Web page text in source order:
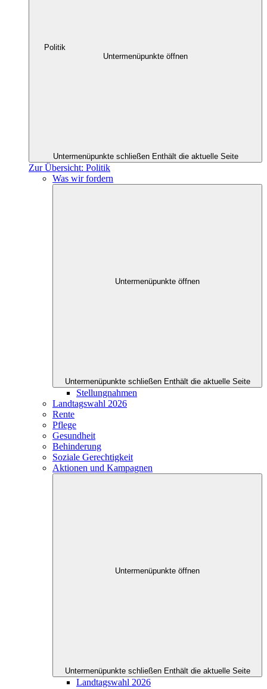
Politik
Untermenüpunkte öffnen
Untermenüpunkte schließen Enthält die aktuelle Seite
Zur Übersicht: Politik
Was wir fordern
Untermenüpunkte öffnen
Untermenüpunkte schließen Enthält die aktuelle Seite
Stellungnahmen
Landtagswahl 2026
Rente
Pflege
Gesundheit
Behinderung
Soziale Gerechtigkeit
Aktionen und Kampagnen
Untermenüpunkte öffnen
Untermenüpunkte schließen Enthält die aktuelle Seite
Landtagswahl 2026